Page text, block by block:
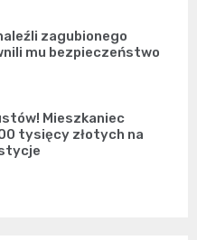
zagubionego
mu bezpieczeństwo
Mieszkaniec
tysięcy złotych na